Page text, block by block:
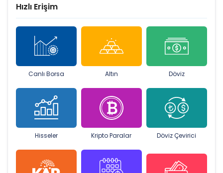
Hızlı Erişim
Canlı Borsa Altın Döviz
Hisseler Kripto Paralar Döviz Çevirici